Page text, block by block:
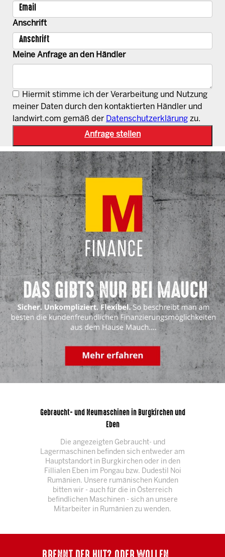
Anschrift
Meine Anfrage an den Händler
Hiermit stimme ich der Verarbeitung und Nutzung
meiner Daten durch den kontaktierten Händler und
landwirt.com gemäß der Datenschutzerklärung zu.
Gebraucht- und Neumaschinen in Burgkirchen und
Eben
Die angezeigten Gebraucht- und
Lagermaschinen befinden sich entweder am
Hauptstandort in Burgkirchen oder in den
Fillialen Eben im Pongau bzw. Dudestil Noi
Rumänien. Unsere rumänischen Kunden
bitten wir - auch für die in Österreich
befindlichen Maschinen - sich an unsere
Mitarbeiter in Rumänien zu wenden.